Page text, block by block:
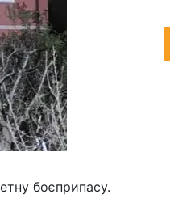
боєприпасу.